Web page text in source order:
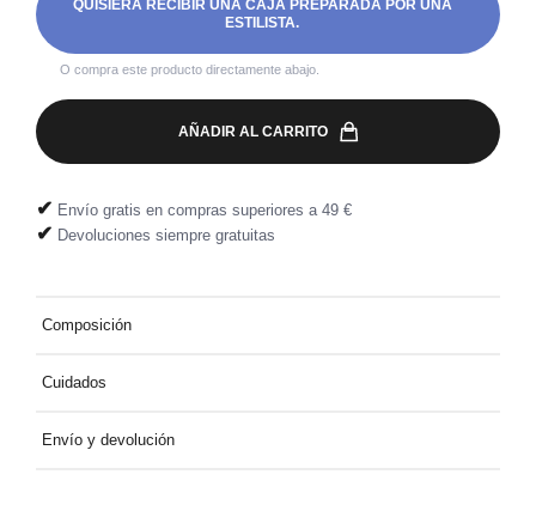
QUISIERA RECIBIR UNA CAJA PREPARADA POR UNA
ESTILISTA.
O compra este producto directamente abajo.
AÑADIR AL CARRITO
✔ Envío gratis en compras superiores a 49 €
✔ Devoluciones siempre gratuitas
Composición
Cuidados
Envío y devolución